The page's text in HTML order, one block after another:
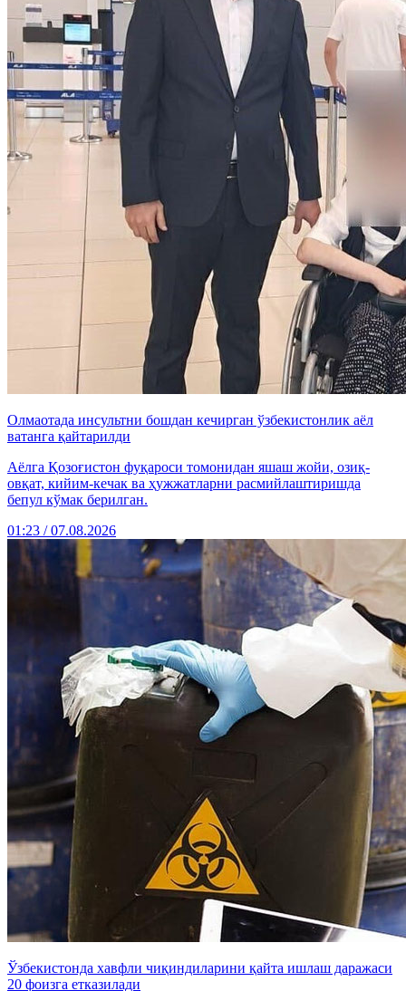
Олмаотада инсультни бошдан кечирган ўзбекистонлик аёл
ватанга қайтарилди
Аёлга Қозоғистон фуқароси томонидан яшаш жойи, озиқ-
овқат, кийим-кечак ва ҳужжатларни расмийлаштиришда
бепул кўмак берилган.
01:23 / 07.08.2026
Ўзбекистонда хавфли чиқиндиларини қайта ишлаш даражаси
20 фоизга етказилади